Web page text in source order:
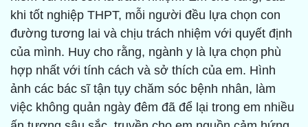
khi tốt nghiệp THPT, mỗi người đều lựa chọn con
đường tương lai và chịu trách nhiệm với quyết định
của mình. Huy cho rằng, ngành y là lựa chọn phù
hợp nhất với tính cách và sở thích của em. Hình
ảnh các bác sĩ tận tụy chăm sóc bệnh nhân, làm
việc không quản ngày đêm đã để lại trong em nhiều